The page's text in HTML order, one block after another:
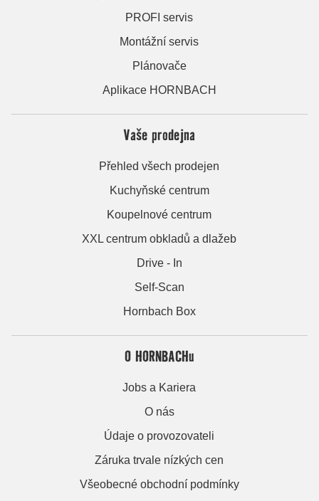
PROFI servis
Montážní servis
Plánovače
Aplikace HORNBACH
Vaše prodejna
Přehled všech prodejen
Kuchyňské centrum
Koupelnové centrum
XXL centrum obkladů a dlažeb
Drive - In
Self-Scan
Hornbach Box
O HORNBACHu
Jobs a Kariera
O nás
Údaje o provozovateli
Záruka trvale nízkých cen
Všeobecné obchodní podmínky